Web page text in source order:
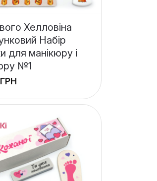
Хелловіна
Набір
для манікюру і
№1
ГРН